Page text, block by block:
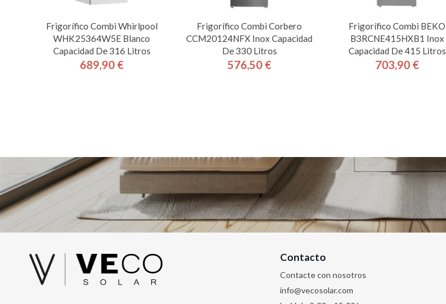
Frigorífico Combi Whirlpool
WHK25364W5E Blanco
Capacidad De 316 Litros
Precio
689,90 €
Frigorífico Combi Corbero
CCM20124NFX Inox Capacidad
De 330 Litros
Precio
576,50 €
Frigorífico Combi BEKO
B3RCNE415HXB1 Inox
Capacidad De 415 Litros
Precio
703,90 €
Contacto
Contacte con nosotros
info@vecosolar.com